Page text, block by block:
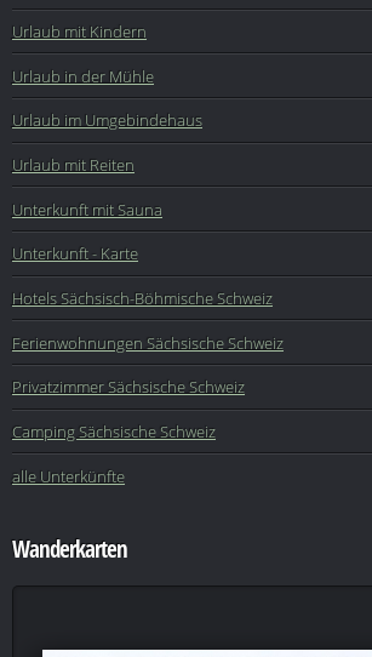
Urlaub mit Kindern
Urlaub in der Mühle
Urlaub im Umgebindehaus
Urlaub mit Reiten
Unterkunft mit Sauna
Unterkunft - Karte
Hotels Sächsisch-Böhmische Schweiz
Ferienwohnungen Sächsische Schweiz
Privatzimmer Sächsische Schweiz
Camping Sächsische Schweiz
alle Unterkünfte
Wanderkarten